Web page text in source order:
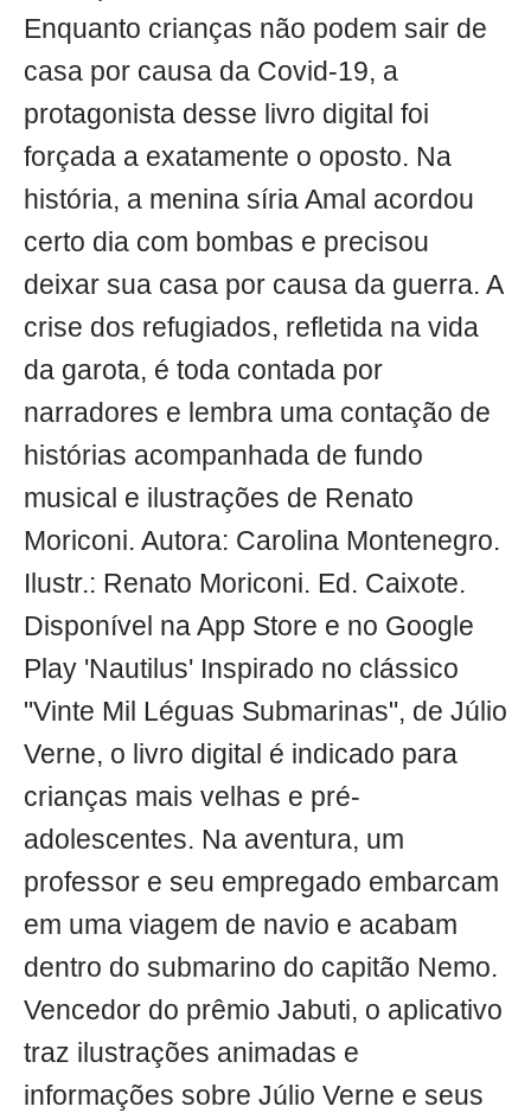
Enquanto crianças não podem sair de
casa por causa da Covid-19, a
protagonista desse livro digital foi
forçada a exatamente o oposto. Na
história, a menina síria Amal acordou
certo dia com bombas e precisou
deixar sua casa por causa da guerra. A
crise dos refugiados, refletida na vida
da garota, é toda contada por
narradores e lembra uma contação de
histórias acompanhada de fundo
musical e ilustrações de Renato
Moriconi. Autora: Carolina Montenegro.
Ilustr.: Renato Moriconi. Ed. Caixote.
Disponível na App Store e no Google
Play 'Nautilus' Inspirado no clássico
"Vinte Mil Léguas Submarinas", de Júlio
Verne, o livro digital é indicado para
crianças mais velhas e pré-
adolescentes. Na aventura, um
professor e seu empregado embarcam
em uma viagem de navio e acabam
dentro do submarino do capitão Nemo.
Vencedor do prêmio Jabuti, o aplicativo
traz ilustrações animadas e
informações sobre Júlio Verne e seus